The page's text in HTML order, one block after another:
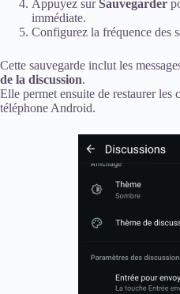
Appuyez surSauvegarder
immédiate.
Configurez la fréquence des
Cette sauvegarde inclut les
de la discussion.
Elle permet ensuite de restaurer les
téléphone Android.